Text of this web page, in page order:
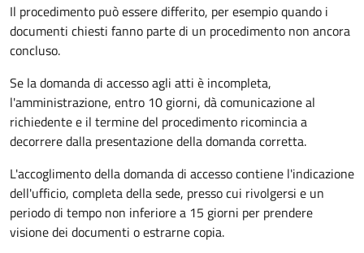
Il procedimento può essere differito, per esempio quando i
documenti chiesti fanno parte di un procedimento non ancora
concluso.
Se la domanda di accesso agli atti è incompleta,
l'amministrazione, entro 10 giorni, dà comunicazione al
richiedente e il termine del procedimento ricomincia a
decorrere dalla presentazione della domanda corretta.
L'accoglimento della domanda di accesso contiene l'indicazione
dell'ufficio, completa della sede, presso cui rivolgersi e un
periodo di tempo non inferiore a 15 giorni per prendere
visione dei documenti o estrarne copia.